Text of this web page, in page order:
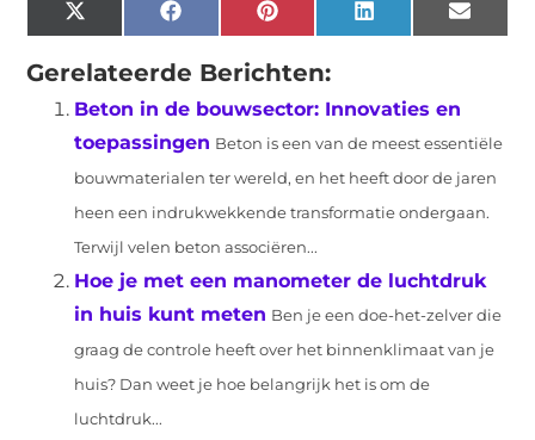
X
(Twitter)
FacebookPinterestLinkedIn Email
Gerelateerde Berichten:
Beton in de bouwsector: Innovaties en
toepassingen Beton is een van de meest essentiële
bouwmaterialen ter wereld, en het heeft door de jaren
heen een indrukwekkende transformatie ondergaan.
Terwijl velen beton associëren...
Hoe je met een manometer de luchtdruk
in huis kunt meten Ben je een doe-het-zelver die
graag de controle heeft over het binnenklimaat van je
huis? Dan weet je hoe belangrijk het is om de
luchtdruk...